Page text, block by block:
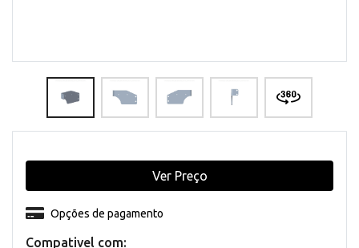
Compativel com:
Opções de pagamento
Ver Preço